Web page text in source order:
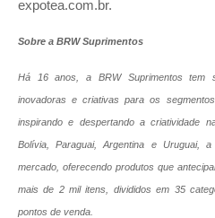
expotea.com.br.
Sobre a BRW Suprimentos
Há 16 anos, a BRW Suprimentos tem
inovadoras e criativas para os
inspirando e despertando a criatividade
Bolívia, Paraguai, Argentina e Uruguai,
mercado, oferecendo produtos que
mais de 2 mil itens, divididos em 35
pontos de venda.